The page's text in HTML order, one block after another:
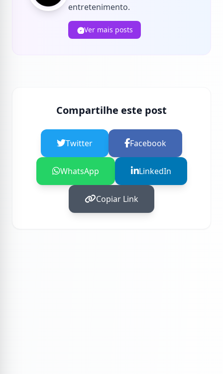
entretenimento.
Ver mais posts
Compartilhe este post
Twitter Facebook
WhatsApp LinkedIn
Copiar Link